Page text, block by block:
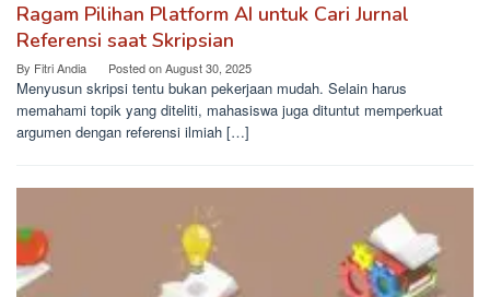
Ragam Pilihan Platform AI untuk Cari Jurnal
Referensi saat Skripsian
By Fitri Andia Posted onAugust 30, 2025
Menyusun skripsi tentu bukan pekerjaan mudah. Selain harus
memahami topik yang diteliti, mahasiswa juga dituntut memperkuat
argumen dengan referensi ilmiah […]